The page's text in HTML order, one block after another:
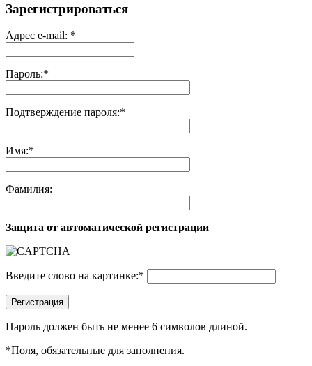
Зарегистрироваться
Адрес e-mail: *
Пароль:*
Подтверждение пароля:*
Имя:*
Фамилия:
Защита от автоматической регистрации
Введите слово на картинке:*
Регистрация
Пароль должен быть не менее 6 символов длиной.
*Поля, обязательные для заполнения.